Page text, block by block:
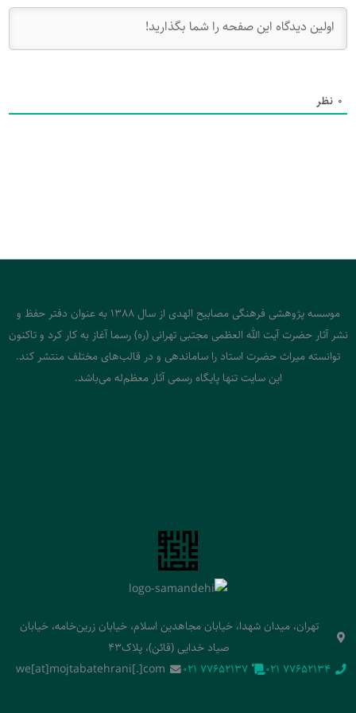
0 نظر
موسسه پژوهشی فرهنگی مصابیح الهدی از سال 1388 به عنوان دفتر حفظ و
نشر آثار حضرت آیت الله العظمی مجتبی تهرانی (ره) رسما آغاز به کار کرد و تاکنون
توانسته میراث حضرت استاد را ساماندهی و در قالب‌های مختلف منتشر کند.
این سایت تنها پایگاه رسمی آثار معظم‌له می‌باشد.
تهران، میدان شهدا، خیابان مجاهدین اسلام، خیابان زرین‌خامه، خیابان
صیاد خدایی (قائن)، پلاک43
‭021 77652134‬
‭021 77652137‬
we[at]mojtabatehrani[.]com